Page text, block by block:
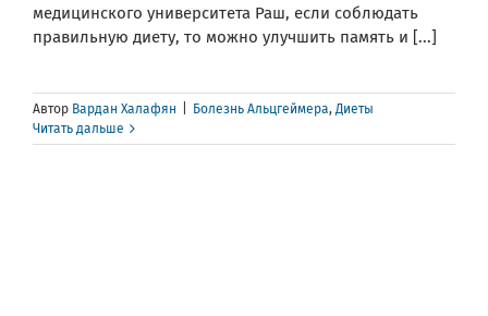
медицинского университета Раш, если соблюдать
правильную диету, то можно улучшить память и [...]
Автор Вардан Халафян Болезнь Альцгеймера,Диеты
Читать дальше